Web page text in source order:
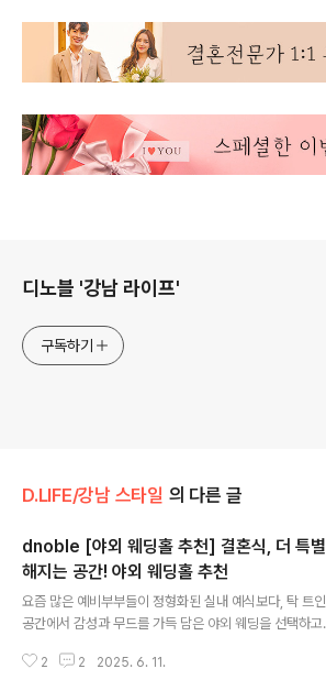
디노블 '강남 라이프'
구독하기
D.LIFE/강남 스타일 의 다른 글
dnoble [야외 웨딩홀 추천] 결혼식, 더 특별
해지는 공간! 야외 웨딩홀 추천
요즘 많은 예비부부들이 정형화된 실내 예식보다, 탁 트인
공간에서 감성과 무드를 가득 담은 야외 웨딩을 선택하고
지 챙긴 야외 웨딩홀 추천 리스트를 소개해 드릴게요. 예식
2 2 2025. 6. 11.